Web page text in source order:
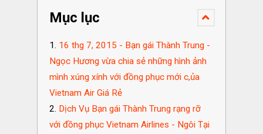
Mục lục
16 thg 7, 2015 - Bạn gái Thành Trung -
Ngọc Hương vừa chia sẻ những hình ảnh
mình xúng xính với đồng phục mới c,ủa
Vietnam Air Giá Rẻ
Dịch Vụ Bạn gái Thành Trung rạng rỡ
với đồng phục Vietnam Airlines - Ngôi Tại